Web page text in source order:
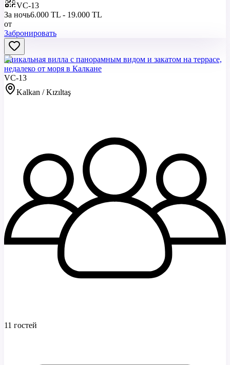
VC-13
За ночь6.000 TL - 19.000 TL
от
Забронировать
Уникальная вилла с панорамным видом и закатом на террасе,
недалеко от моря в Калкане
VC-13
Kalkan / Kızıltaş
11 гостей